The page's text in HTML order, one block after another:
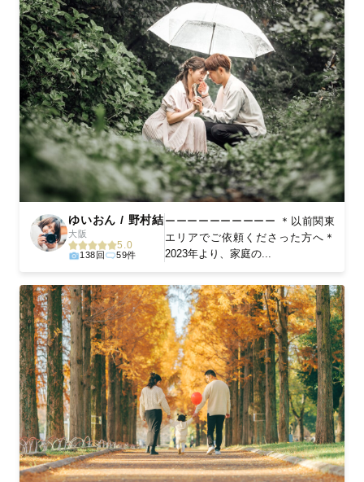
ゆいおん / 野村結
大阪
5.0
138回 59件
ーーーーーーーーーー ＊以前関東
エリアでご依頼くださった方へ＊
2023年より、家庭の...